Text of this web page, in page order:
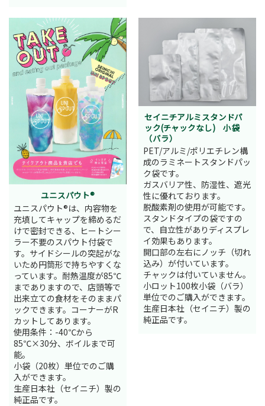
ユニスパウト®
ユニスパウト®は、内容物を
充填してキャップを締めるだ
けで密封できる、ヒートシー
ラー不要のスパウト付袋で
す。サイドシールの突起がな
いため円筒形で持ちやすくな
っています。耐熱温度が85℃
までありますので、店頭等で
出来立ての食材をそのままパ
ックできます。コーナーがR
カットしてあります。
使用条件：-40℃から
85℃×30分、ボイルまで可
能。
小袋（20枚）単位でのご購
入ができます。
生産日本社（セイニチ）製の
純正品です。
セイニチアルミスタンドパ
ック(チャックなし) 小袋
（バラ）
PET/アルミ/ポリエチレン構
成のラミネートスタンドパッ
ク袋です。
ガスバリア性、防湿性、遮光
性に優れております。
脱酸素剤の使用が可能です。
スタンドタイプの袋ですの
で、自立性がありディスプレ
イ効果もあります。
開口部の左右にノッチ（切れ
込み）が付いています。
チャックは付いていません。
小ロット100枚小袋（バラ）
単位でのご購入ができます。
生産日本社（セイニチ）製の
純正品です。